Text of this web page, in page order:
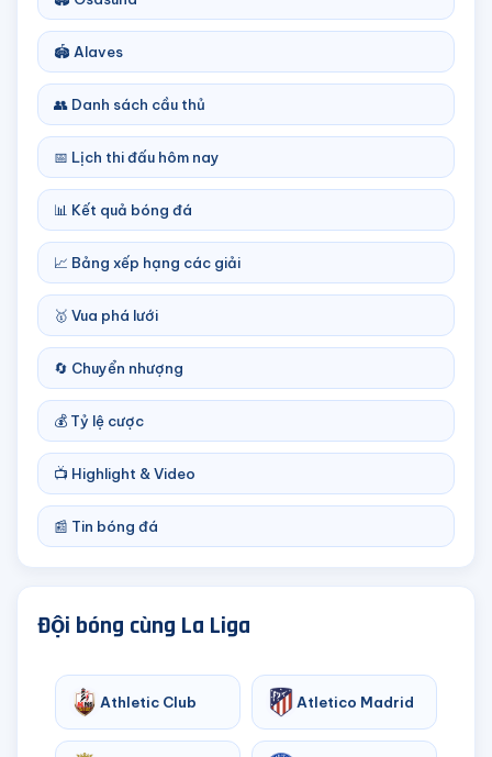
🏟️ Alaves
👥 Danh sách cầu thủ
📅 Lịch thi đấu hôm nay
📊 Kết quả bóng đá
📈 Bảng xếp hạng các giải
🥇 Vua phá lưới
🔄 Chuyển nhượng
💰 Tỷ lệ cược
📺 Highlight & Video
📰 Tin bóng đá
Đội bóng cùng La Liga
Athletic Club Atletico Madrid